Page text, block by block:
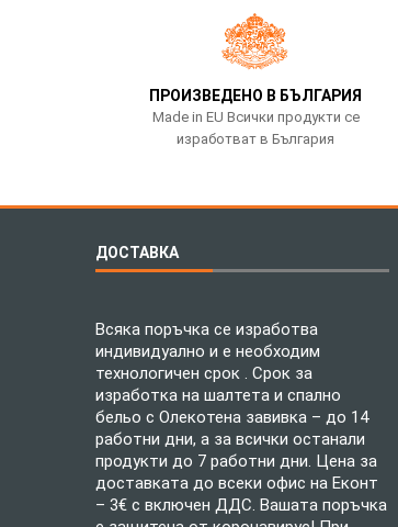
ПРОИЗВЕДЕНО В БЪЛГАРИЯ
Made in EU Всички продукти се
изработват в България
ДОСТАВКА
Всяка поръчка се изработва
индивидуално и е необходим
технологичен срок . Срок за
изработка на шалтета и спално
бельо с Олекотена завивка – до 14
работни дни, а за всички останали
продукти до 7 работни дни. Цена за
доставката до всеки офис на Еконт
– 3€ с включен ДДС. Вашата поръчка